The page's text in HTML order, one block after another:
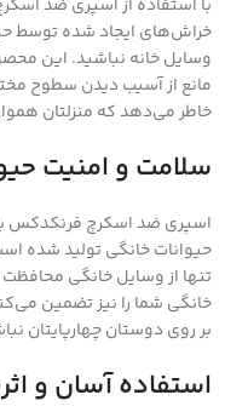
با استفاده از اسپری ضد
خراش‌های ایجاد شده توسط
وسایل خانه نباشید. این
مانع از آسیب دیدن سطوح
خاطر می‌دهد که منزلتان
سلامت و امنیت
اسپری ضد اسکرچ فرنکدکس
حیوانات خانگی تولید شده
تنها از وسایل خانگی
خانگی شما را نیز تضمین
بر روی دوستان چهارپایتان
استفاده آسان و